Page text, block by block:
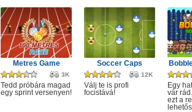
Metres Game
3K
Tedd próbára magad
egy sprint versenyen!
Soccer Caps
12K
Válj te is profi
focistává!
Egy
vár
ezt a